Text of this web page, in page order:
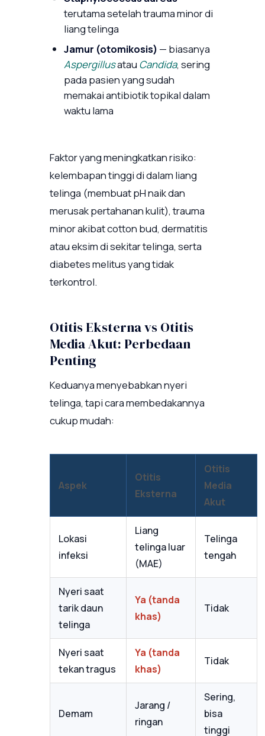
terutama setelah trauma minor di
liang telinga
Jamur (otomikosis) — biasanya
Aspergillusatau Candida, sering
pada pasien yang sudah
memakai antibiotik topikal dalam
waktu lama
Faktor yang meningkatkan risiko:
kelembapan tinggi di dalam liang
telinga (membuat pH naik dan
merusak pertahanan kulit), trauma
minor akibat cotton bud, dermatitis
atau eksim di sekitar telinga, serta
diabetes melitus yang tidak
terkontrol.
Otitis Eksterna vs Otitis
Media Akut: Perbedaan
Penting
Keduanya menyebabkan nyeri
telinga, tapi cara membedakannya
cukup mudah:
Aspek
Otitis
Eksterna
Otitis
Media
Akut
Lokasi
infeksi
Liang
telinga luar
(MAE)
Telinga
tengah
Nyeri saat
tarik daun
telinga
Ya (tanda
khas)
Tidak
Nyeri saat
tekan tragus
Ya (tanda
khas)
Tidak
Demam
Jarang /
ringan
Sering,
bisa
tinggi